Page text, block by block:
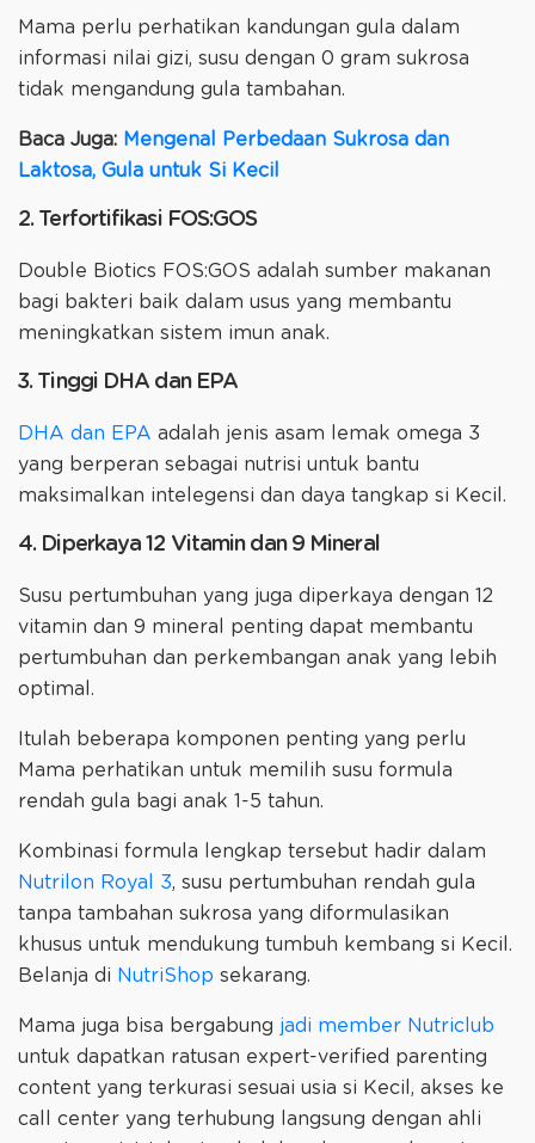
Mama perlu perhatikan kandungan gula dalam
informasi nilai gizi, susu dengan 0 gram sukrosa
tidak mengandung gula tambahan.
Baca Juga: Mengenal Perbedaan Sukrosa dan
Laktosa, Gula untuk Si Kecil
2. Terfortifikasi FOS:GOS
Double Biotics FOS:GOS adalah sumber makanan
bagi bakteri baik dalam usus yang membantu
meningkatkan sistem imun anak.
3. Tinggi DHA dan EPA
DHA dan EPA adalah jenis asam lemak omega 3
yang berperan sebagai nutrisi untuk bantu
maksimalkan intelegensi dan daya tangkap si Kecil.
4. Diperkaya 12 Vitamin dan 9 Mineral
Susu pertumbuhan yang juga diperkaya dengan 12
vitamin dan 9 mineral penting dapat membantu
pertumbuhan dan perkembangan anak yang lebih
optimal.
Itulah beberapa komponen penting yang perlu
Mama perhatikan untuk memilih susu formula
rendah gula bagi anak 1-5 tahun.
Kombinasi formula lengkap tersebut hadir dalam
Nutrilon Royal 3, susu pertumbuhan rendah gula
tanpa tambahan sukrosa yang diformulasikan
khusus untuk mendukung tumbuh kembang si Kecil.
Belanja di NutriShop sekarang.
Mama juga bisa bergabung jadi member Nutriclub
untuk dapatkan ratusan expert-verified parenting
content yang terkurasi sesuai usia si Kecil, akses ke
call center yang terhubung langsung dengan ahli